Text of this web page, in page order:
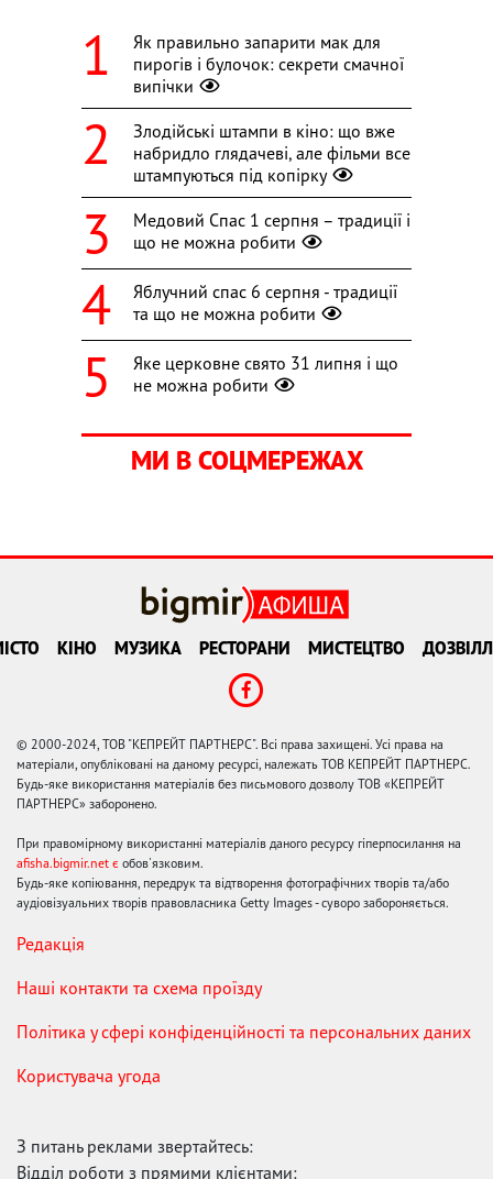
Як правильно запарити мак для
пирогів і булочок: секрети смачної
випічки
Злодійські штампи в кіно: що вже
набридло глядачеві, але фільми все
штампуються під копірку
Медовий Спас 1 серпня – традиції і
що не можна робити
Яблучний спас 6 серпня - традиції
та що не можна робити
Яке церковне свято 31 липня і що
не можна робити
МИ В СОЦМЕРЕЖАХ
КІНО МУЗИКА РЕСТОРАНИ МИСТЕЦТВО
© 2000-2024, ТОВ "КЕПРЕЙТ ПАРТНЕРС". Всі права захищені. Усі права на
матеріали, опубліковані на даному ресурсі, належать ТОВ КЕПРЕЙТ ПАРТНЕРС.
Будь-яке використання матеріалів без письмового дозволу ТОВ «КЕПРЕЙТ
ПАРТНЕРС» заборонено.
При правомірному використанні матеріалів даного ресурсу гіперпосилання на
afisha.bigmir.net є обов'язковим.
Будь-яке копіювання, передрук та відтворення фотографічних творів та/або
аудіовізуальних творів правовласника Getty Images - суворо забороняється.
Редакція
Наші контакти та схема проїзду
Політика у сфері конфіденційності та персональних даних
Користувача угода
З питань реклами звертайтесь:
Відділ роботи з прямими клієнтами: